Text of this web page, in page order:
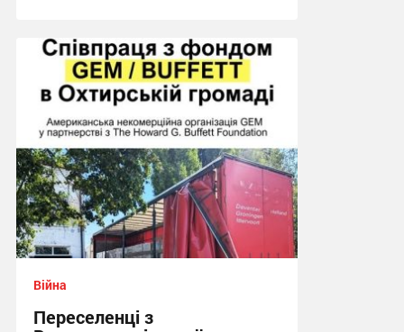
21:29 вчора
Війна
Переселенці з